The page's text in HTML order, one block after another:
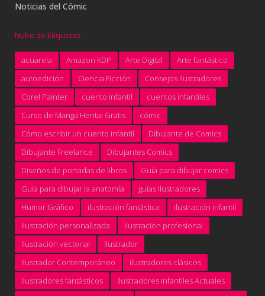
Noticias del Cómic
Nube de Etiquetas
acuarela Amazon KDP Arte Digital
Arte fantástico
autoedición
Ciencia Ficción
Consejos Ilustradores
Corel Painter
cuento infantil
cuentos infantiles
Curso de Manga Hentai Gratis
cómic
Cómo escribir un cuento infantil
Dibujante de Comics
Dibujante Freelance
Dibujantes Comics
Diseños de portadas de libros
Guía para dibujar comics
Guía para dibujar la anatomía
guías ilustradores
Humor Gráfico
ilustración fantástica
ilustración infantil
ilustración personalizada
ilustración profesional
ilustración vectorial
Ilustrador
Ilustrador Contemporáneo
ilustradores clásicos
Ilustradores fantásticos
Ilustradores Infantiles Actuales